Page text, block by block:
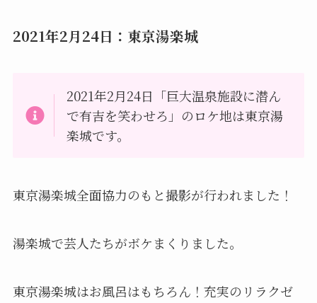
2021年2月24日：東京湯楽城
2021年2月24日「巨大温泉施設に潜ん
で有吉を笑わせろ」のロケ地は東京湯
楽城です。
東京湯楽城全面協力のもと撮影が行われました！
湯楽城で芸人たちがボケまくりました。
東京湯楽城はお風呂はもちろん！充実のリラクゼ